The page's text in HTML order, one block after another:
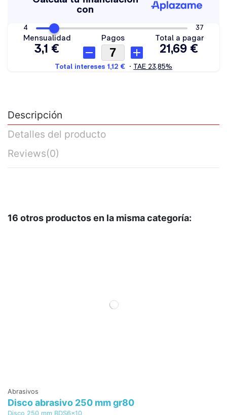
Descripción
Detalles del producto
Reviews(0)
16 otros productos en la misma categoría:
Abrasivos
Disco abrasivo 250 mm gr80
Disco 250 mm BDS6x10